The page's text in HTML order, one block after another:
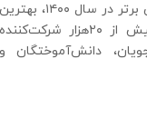
در نظرسنجی انتخاب برندهای کارفرمایی برتر در سال ۱۴۰۰، بهترین
شرکت‌ها برای کار کردن به انتخاب بیش از ۲۰هزار شرکت‌کننده
دانش‌آموختگان و